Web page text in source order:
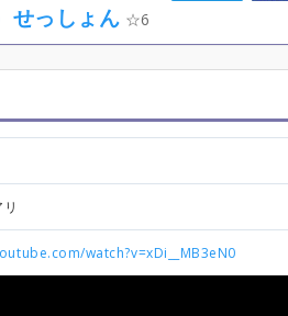
せっしょん 6
watch?v=xDi__MB3eN0